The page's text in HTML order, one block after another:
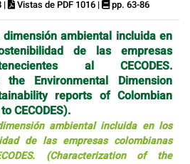
| Vistas de PDF 1016 | pp. 63-86
ambiental incluida en
de las empresas
al CECODES.
Environmental Dimension
reports of Colombian
CECODES).
ambiental incluida en los
de las empresas colombianas
(Characterization of the